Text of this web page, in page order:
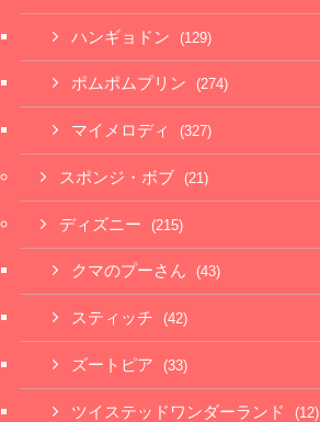
ハンギョドン (129)
ポムポムプリン (274)
マイメロディ (327)
スポンジ・ボブ (21)
ディズニー (215)
クマのプーさん (43)
スティッチ (42)
ズートピア (33)
ツイステッドワンダーランド (12)